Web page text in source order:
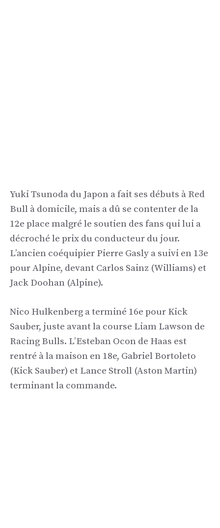
Yuki Tsunoda du Japon a fait ses débuts à Red
Bull à domicile, mais a dû se contenter de la
12e place malgré le soutien des fans qui lui a
décroché le prix du conducteur du jour.
L’ancien coéquipier Pierre Gasly a suivi en 13e
pour Alpine, devant Carlos Sainz (Williams) et
Jack Doohan (Alpine).
Nico Hulkenberg a terminé 16e pour Kick
Sauber, juste avant la course Liam Lawson de
Racing Bulls. L’Esteban Ocon de Haas est
rentré à la maison en 18e, Gabriel Bortoleto
(Kick Sauber) et Lance Stroll (Aston Martin)
terminant la commande.